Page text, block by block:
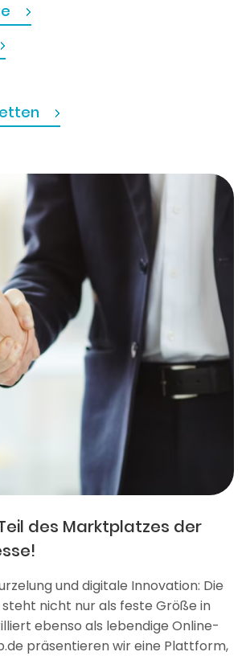
des Marktplatzes der
und digitale Innovation: Die
steht nicht nur als feste Größe in
ebenso als lebendige Online-
präsentieren wir eine Plattform,